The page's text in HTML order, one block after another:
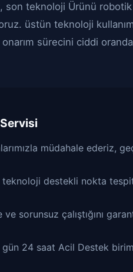
son teknoloji Ürünü robotik
üstün teknoloji
sürecini ciddi oranda
Servisi
müdahale ederiz,
destekli nokta
sorunsuz çalıştığını
24 saat Acil Destek